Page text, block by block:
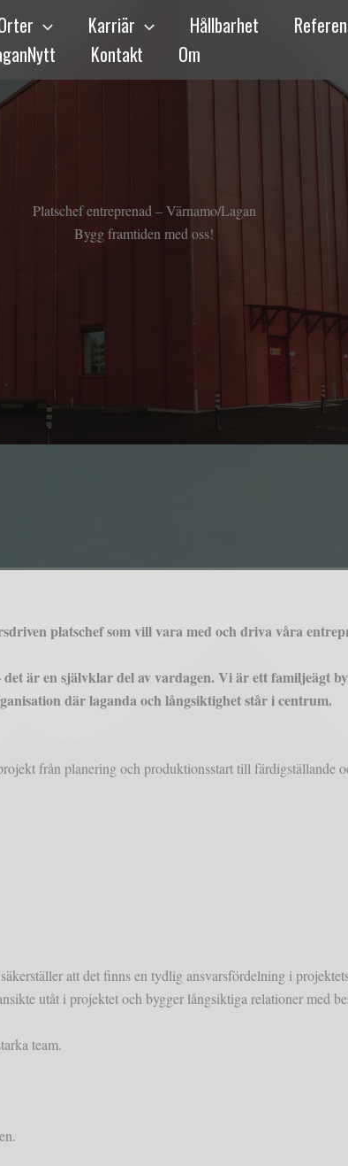
Karriär Hållbarhet
Kontakt Om
Platschef entreprenad – Värnamo/Lagan
Bygg framtiden med oss!
platschef som vill vara med och driva våra
är en självklar del av vardagen. Vi är ett familjeägt
där laganda och långsiktighet står i centrum.
från planering och produktionsstart till färdigställande
att det finns en tydlig ansvarsfördelning i
utåt i projektet och bygger långsiktiga relationer med
team.